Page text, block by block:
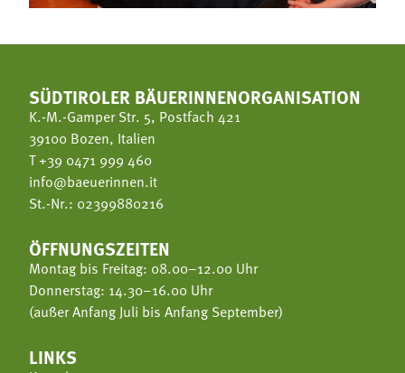
SÜDTIROLER BÄUERINNENORGANISATION
K.-M.-Gamper Str. 5, Postfach 421
39100 Bozen, Italien
T+39 0471 999 460
info@baeuerinnen.it
St.-Nr.: 02399880216
ÖFFNUNGSZEITEN
Montag bis Freitag: 08.00–12.00 Uhr
Donnerstag: 14.30–16.00 Uhr
(außer Anfang Juli bis Anfang September)
LINKS